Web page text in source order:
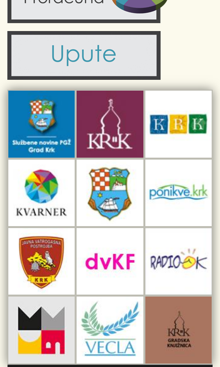
Komunalne usluge
Civilni sektor (arhiva udruga)
Sport i rekreacija
Turistička zajednica otoka Krka
Kulturno-turistička ruta Putovima Frankopana
Dar iz Krka
Interpretacijski centar pomorske baštine